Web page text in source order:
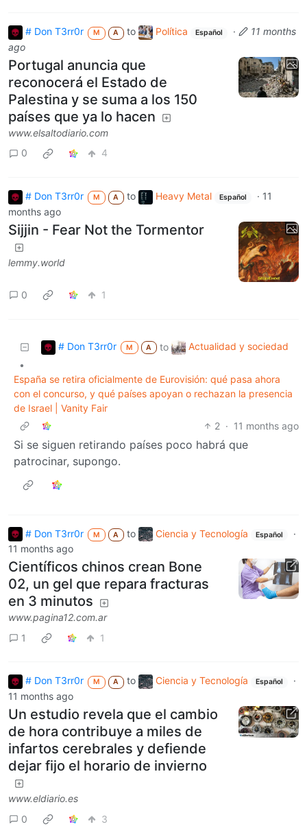
# Don T3rr0r M A to Política Español ·
11 months
ago
Portugal anuncia que
reconocerá el Estado de
Palestina y se suma a los 150
países que ya lo hacen
www.elsaltodiario.com
0
4
# Don T3rr0r M A to Heavy Metal Español · 11
months ago
Sijjin - Fear Not the Tormentor
lemmy.world
0 1
# Don T3rr0r M A to
Actualidad y sociedad
•
España se retira oficialmente de Eurovisión: qué pasa ahora
con el concurso, y qué países apoyan o rechazan la presencia
de Israel | Vanity Fair
2 · 11 months ago
Si se siguen retirando países poco habrá que
patrocinar, supongo.
# Don T3rr0r M A to Ciencia y Tecnología Español
·
11 months ago
Científicos chinos crean Bone
02, un gel que repara fracturas
en 3 minutos
www.pagina12.com.ar
1
1
# Don T3rr0r M A to Ciencia y Tecnología Español
·
11 months ago
Un estudio revela que el cambio
de hora contribuye a miles de
infartos cerebrales y defiende
dejar fijo el horario de invierno
www.eldiario.es
0
3